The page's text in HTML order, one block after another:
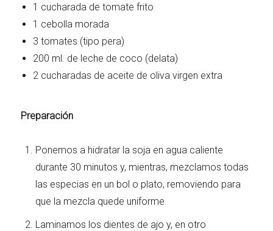
1 cucharada de tomate frito
1 cebolla morada
3 tomates (tipo pera)
200 ml. de leche de coco (delata)
2 cucharadas de aceite de oliva virgen extra
Preparación
Ponemos a hidratar la soja en agua caliente
durante 30 minutos y, mientras, mezclamos todas
las especias en un bol o plato, removiendo para
que la mezcla quede uniforme.
Laminamos los dientes de ajo y, en otro